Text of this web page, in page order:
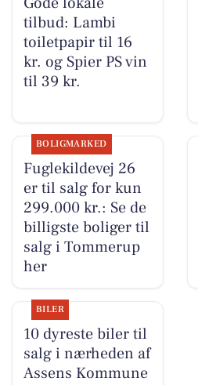
tilbud: Lambi
toiletpapir til 16
kr. og Spier PS vin
til 39 kr.
BOLIGMARKED
Fuglekildevej 26
er til salg for kun
299.000 kr.: Se de
billigste boliger til
salg i Tommerup
her
BILER
10 dyreste biler til
salg i nærheden af
Assens Kommune